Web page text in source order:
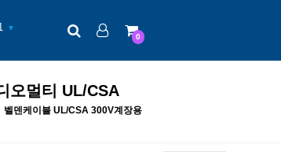
▼ 검색 로그인 장바구니
0
오멀티 UL/CSA
벨덴케이블 UL/CSA 300V계장용